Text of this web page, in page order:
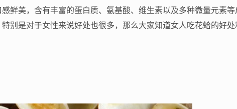
鲜美，含有丰富的蛋白质、氨基酸、维生素以及多种微量元素等
别是对于女性来说好处也很多，那么大家知道女人吃花蛤的好处